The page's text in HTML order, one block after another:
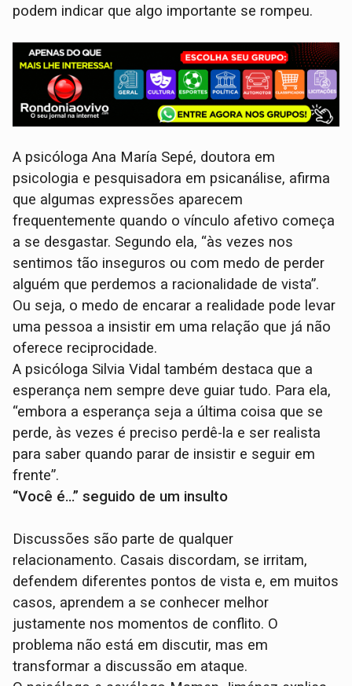
podem indicar que algo importante se rompeu.
A psicóloga Ana María Sepé, doutora em
psicologia e pesquisadora em psicanálise, afirma
que algumas expressões aparecem
frequentemente quando o vínculo afetivo começa
a se desgastar. Segundo ela, “às vezes nos
sentimos tão inseguros ou com medo de perder
alguém que perdemos a racionalidade de vista”.
Ou seja, o medo de encarar a realidade pode levar
uma pessoa a insistir em uma relação que já não
oferece reciprocidade.
A psicóloga Silvia Vidal também destaca que a
esperança nem sempre deve guiar tudo. Para ela,
“embora a esperança seja a última coisa que se
perde, às vezes é preciso perdê-la e ser realista
para saber quando parar de insistir e seguir em
frente”.
“Você é…” seguido de um insulto
Discussões são parte de qualquer
relacionamento. Casais discordam, se irritam,
defendem diferentes pontos de vista e, em muitos
casos, aprendem a se conhecer melhor
justamente nos momentos de conflito. O
problema não está em discutir, mas em
transformar a discussão em ataque.